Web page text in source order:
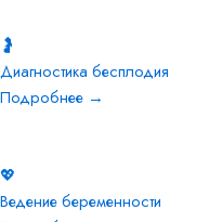
🤰
Диагностика бесплодия
Подробнее →
💖
Ведение беременности